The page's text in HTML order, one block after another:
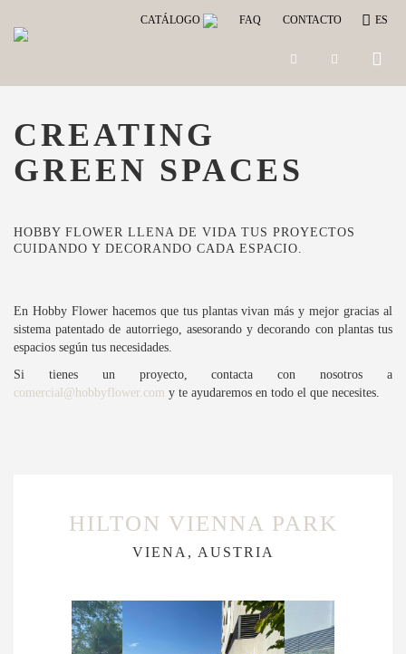
CATÁLOGO FAQ CONTACTO ES
Toggle
CREATING
GREEN SPACES
HOBBY FLOWER LLENA DE VIDA TUS PROYECTOS
CUIDANDO Y DECORANDO CADA ESPACIO.
En Hobby Flower hacemos que tus plantas vivan más y mejor gracias al
sistema patentado de autorriego, asesorando y decorando con plantas tus
espacios según tus necesidades.
Si tienes un proyecto, contacta con nosotros a
comercial@hobbyflower.com y te ayudaremos en todo el que necesites.
HILTON VIENNA PARK
VIENA, AUSTRIA